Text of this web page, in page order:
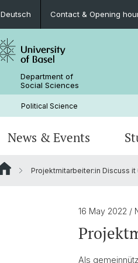
Deutsch Contact & Opening
Department of
Social Sciences
Political Science
News & Events
Library & Infrastructure
Projektmitarbeiter:in Discuss it
16 May 2022 /
Als